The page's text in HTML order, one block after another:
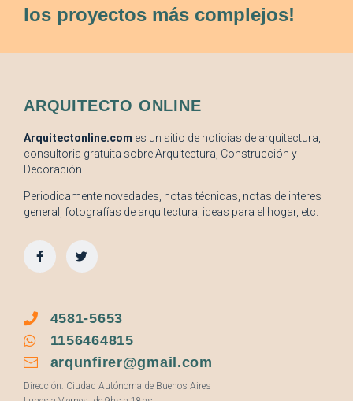
los proyectos más complejos!
ARQUITECTO ONLINE
Arquitectonline.com es un sitio de noticias de arquitectura,
consultoria gratuita sobre Arquitectura, Construcción y
Decoración.
Periodicamente novedades, notas técnicas, notas de interes
general, fotografías de arquitectura, ideas para el hogar, etc.
4581-5653
1156464815
arqunfirer@gmail.com
Dirección: Ciudad Autónoma de Buenos Aires